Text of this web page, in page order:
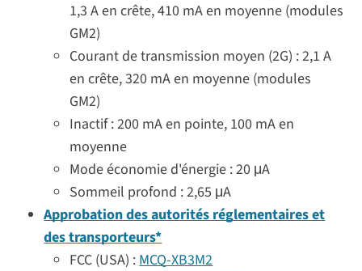
1,3 A en crête, 410 mA en moyenne (modules
GM2)
Courant de transmission moyen (2G) : 2,1 A
en crête, 320 mA en moyenne (modules
GM2)
Inactif : 200 mA en pointe, 100 mA en
moyenne
Mode économie d'énergie : 20 μA
Sommeil profond : 2,65 μA
Approbation des autorités réglementaires et
des transporteurs*
FCC (USA) :MCQ-XB3M2